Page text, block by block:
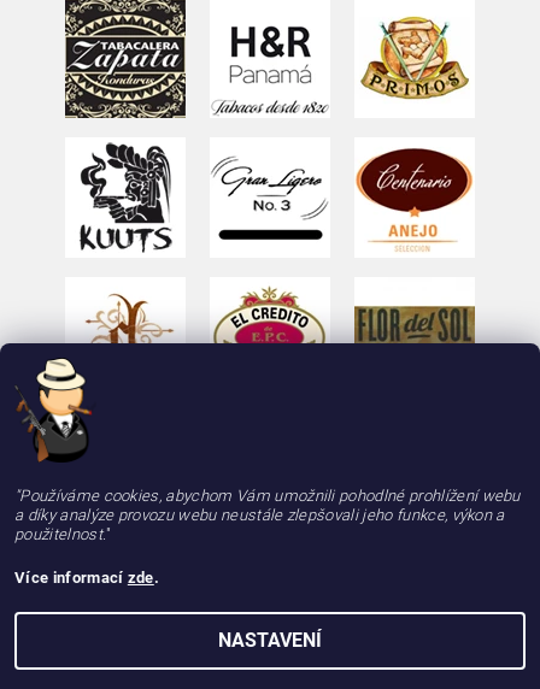
2026 © deLAMOTT, e-shop - doutniky24.cz, doutníky se zárukou 100% kvality, rychle a
"Používáme cookies, abychom Vám umožnili pohodlné prohlížení webu
a díky analýze provozu webu neustále zlepšovali jeho funkce, výkon a
použitelnost."
Více informací zde.
NASTAVENÍ